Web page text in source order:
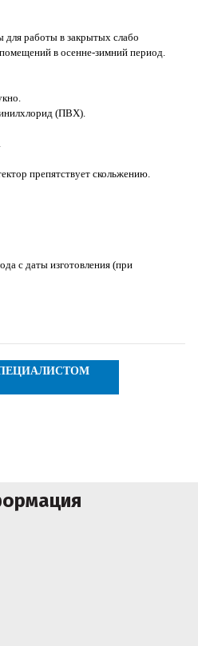
работы в закрытых слабо
в осенне-зимний период.
(ПВХ).
препятствует скольжению.
с даты изготовления (при